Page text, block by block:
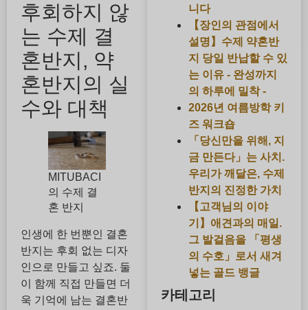
후회하지 않
는 수제 결
혼반지, 약
혼반지의 실
수와 대책
MITUBACI
의 수제 결
혼 반지
인생에 한 번뿐인 결혼
반지는 후회 없는 디자
인으로 만들고 싶죠. 둘
이 함께 직접 만들면 더
욱 기억에 남는 결혼반
니다
【장인의 관점에서
설명】수제 약혼반
지 당일 반납할 수 있
는 이유 - 완성까지
의 하루에 밀착 -
2026년 여름방학 키
즈 워크숍
「당신만을 위해, 지
금 만든다」는 사치.
우리가 깨달은, 수제
반지의 진정한 가치
【고객님의 이야
기】애견과의 매일.
그 발걸음을 「평생
의 수호」로서 새겨
넣는 골드 뱅글
카테고리